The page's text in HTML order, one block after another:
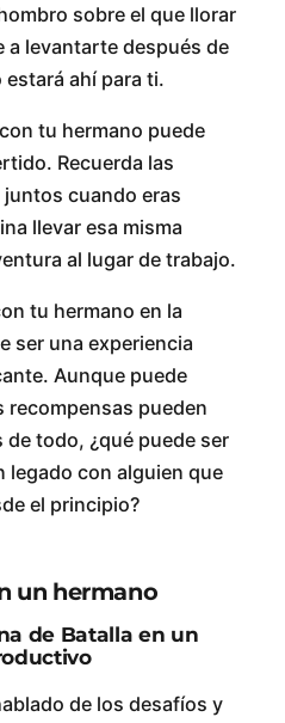
sobre el que llorar
a levantarte después de
ahí para ti.
tu hermano puede
Recuerda las
cuando eras
llevar esa misma
al lugar de trabajo.
tu hermano en la
ser una experiencia
Aunque puede
recompensas pueden
de todo, ¿qué puede ser
legado con alguien que
el principio?
un hermano
de Batalla en un
de los desafíos y